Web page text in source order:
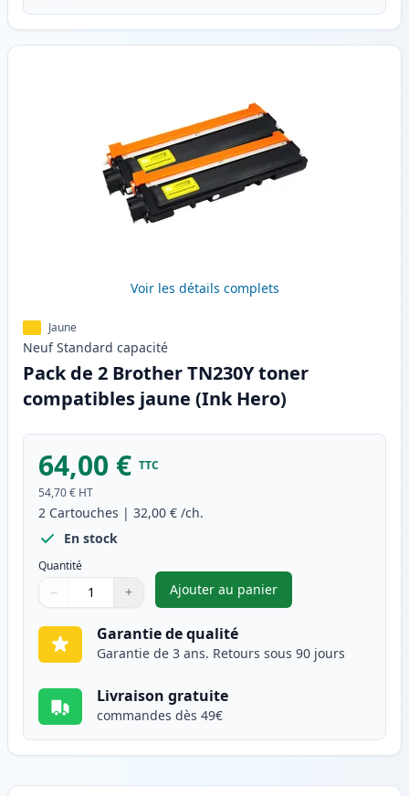
Voir les détails complets
Jaune
Neuf Standard capacité
Pack de 2 Brother TN230Y toner
compatibles jaune (Ink Hero)
64,00 € TTC
54,70 € HT
2 Cartouches | 32,00 € /ch.
En stock
Quantité
Quantité
Utilisez les boutons pour ajuster
− +
Quantité
Ajouter au panier
,Pack de 2 Brother TN230Y
Garantie de qualité
Garantie de 3 ans. Retours sous 90 jours
Livraison gratuite
commandes dès 49€